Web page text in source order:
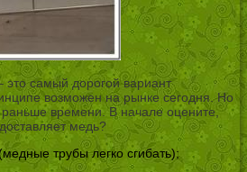
самый дорогой вариант
возможен на рынке сегодня. Но
раньше времени. В начале оцените,
медь?
трубы легко сгибать);